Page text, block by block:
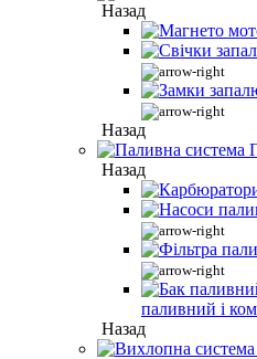
Назад
Назад
Назад
паливний і
Назад